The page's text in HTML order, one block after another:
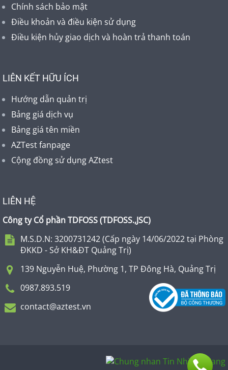
Chính sách bảo mật
Điều khoản và điều kiện sử dụng
Điều kiện hủy giao dịch và hoàn trả thanh toán
LIÊN KẾT HỮU ÍCH
Hướng dẫn quản trị
Bảng giá dịch vụ
Bảng giá tên miền
AZTest fanpage
Cộng đồng sử dụng AZtest
LIÊN HỆ
Công ty Cổ phần TDFOSS (TDFOSS.,JSC)
M.S.D.N: 3200731242 (Cấp ngày 14/06/2022 tại Phòng
ĐKKD - Sở KH&ĐT Quảng Trị)
139 Nguyễn Huệ, Phường 1, TP Đông Hà, Quảng Trị
0987.893.519
contact@aztest.vn